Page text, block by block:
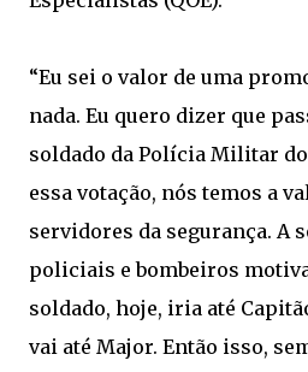
“Eu sei o valor de uma
nada. Eu quero dizer que
soldado da Polícia Militar
essa votação, nós temos a
servidores da segurança. A
policiais e bombeiros
soldado, hoje, iria até
vai até Major. Então isso,